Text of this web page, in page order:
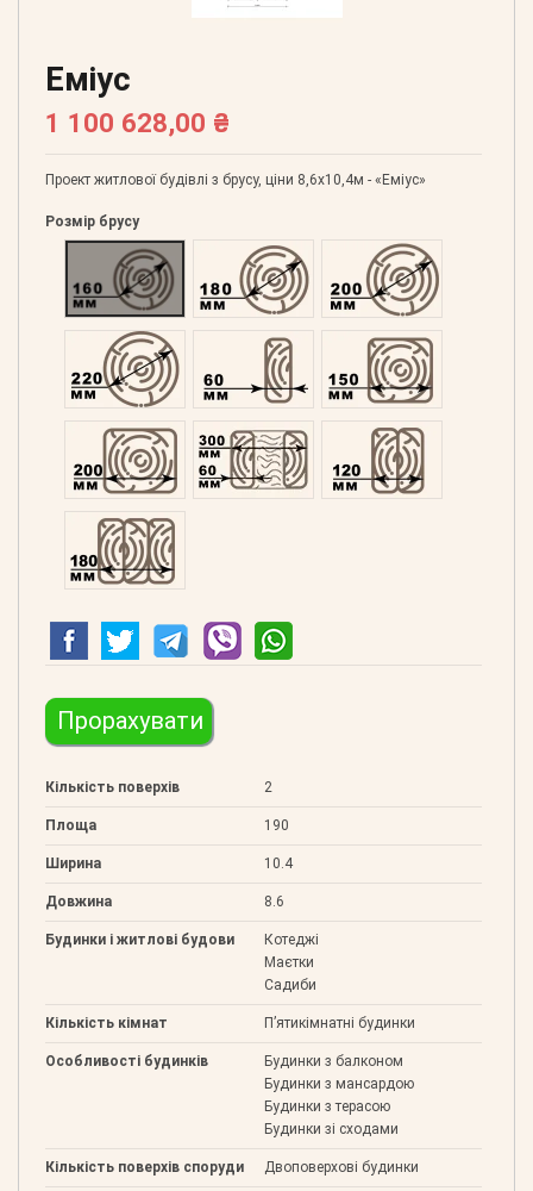
Еміус
1 100 628,00 ₴
Проект житлової будівлі з брусу, ціни 8,6х10,4м - «Еміус»
Розмір брусу
Оциліндрований 160Оциліндрований 180Оциліндрований 200
Оциліндрований 220Профільований 60 Профільований 150
Профільований 200Подвійний 300 Клеєний 120
Клеєний 180
Прорахувати
Кількість поверхів 2
Площа 190
Ширина 10.4
Довжина 8.6
Будинки і житлові будови
Котеджі
Маєтки
Садиби
Кількість кімнат П’ятикімнатні будинки
Особливості будинків
Будинки з балконом
Будинки з мансардою
Будинки з терасою
Будинки зі сходами
Кількість поверхів споруди Двоповерхові будинки